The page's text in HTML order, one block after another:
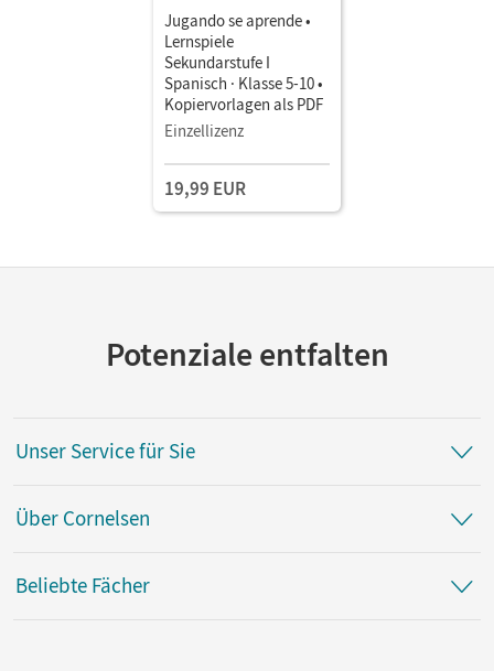
Jugando se aprende •
Lernspiele
Sekundarstufe I
Spanisch · Klasse 5-10 •
Kopiervorlagen als PDF
Einzellizenz
19,99 EUR
Potenziale entfalten
Unser Service für Sie
Über Cornelsen
Beliebte Fächer